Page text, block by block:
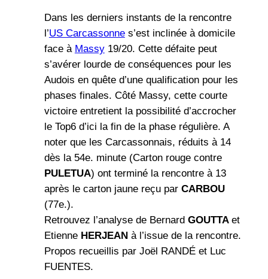
Dans les derniers instants de la rencontre
l’US Carcassonnes’est inclinée à domicile
face à Massy19/20. Cette défaite peut
s’avérer lourde de conséquences pour les
Audois en quête d’une qualification pour les
phases finales. Côté Massy, cette courte
victoire entretient la possibilité d’accrocher
le Top6 d’ici la fin de la phase régulière. A
noter que les Carcassonnais, réduits à 14
dès la 54e. minute (Carton rouge contre
PULETUA) ont terminé la rencontre à 13
après le carton jaune reçu par CARBOU
(77e.).
Retrouvez l’analyse de Bernard GOUTTA et
Etienne HERJEAN à l’issue de la rencontre.
Propos recueillis par Joël RANDÉ et Luc
FUENTES.